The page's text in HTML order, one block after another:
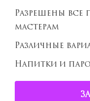
Разрешены все
мастерам
Различные
Напитки и